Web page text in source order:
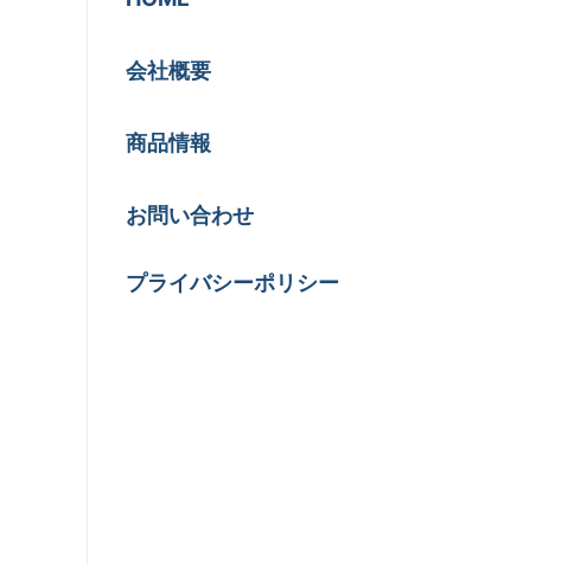
会社概要
商品情報
お問い合わせ
プライバシーポリシー